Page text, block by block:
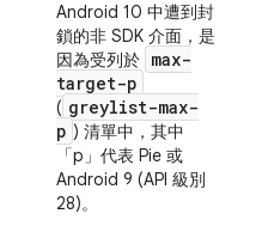
Android 10 中遭到封
鎖的非 SDK 介面，是
因為受列於 max-
target-p
( greylist-max-
p ) 清單中，其中
「p」代表 Pie 或
Android 9 (API 級別
28)。